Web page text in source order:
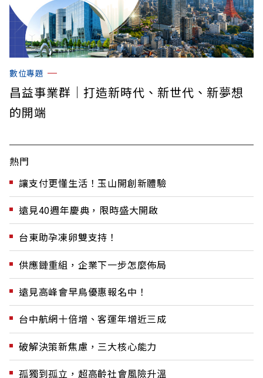
數位專題
昌益事業群｜打造新時代、新世代、新夢想
的開端
熱門
讓支付更懂生活！玉山開創新體驗
遠見40週年慶典，限時盛大開啟
台東助孕凍卵雙支持！
供應鏈重組，企業下一步怎麼佈局
遠見高峰會早鳥優惠報名中！
台中航網十倍增、客運年增近三成
破解決策新焦慮，三大核心能力
孤獨到孤立，超高齡社會風險升溫